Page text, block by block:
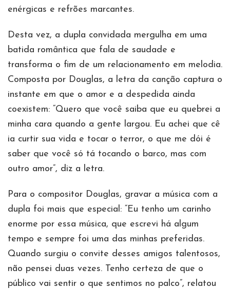
enérgicas e refrões marcantes.
Desta vez, a dupla convidada mergulha em uma
batida romântica que fala de saudade e
transforma o fim de um relacionamento em melodia.
Composta por Douglas, a letra da canção captura o
instante em que o amor e a despedida ainda
coexistem: “Quero que você saiba que eu quebrei a
minha cara quando a gente largou. Eu achei que cê
ia curtir sua vida e tocar o terror, o que me dói é
saber que você só tá tocando o barco, mas com
outro amor”, diz a letra.
Para o compositor Douglas, gravar a música com a
dupla foi mais que especial: “Eu tenho um carinho
enorme por essa música, que escrevi há algum
tempo e sempre foi uma das minhas preferidas.
Quando surgiu o convite desses amigos talentosos,
não pensei duas vezes. Tenho certeza de que o
público vai sentir o que sentimos no palco”, relatou